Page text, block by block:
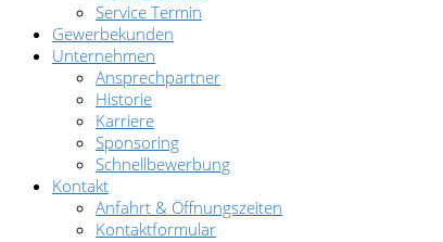
Service Termin
Gewerbekunden
Unternehmen
Ansprechpartner
Historie
Karriere
Sponsoring
Schnellbewerbung
Kontakt
Anfahrt & Öffnungszeiten
Kontaktformular